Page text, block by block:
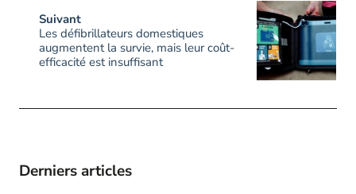
Suivant
Les défibrillateurs domestiques
augmentent la survie, mais leur coût-
efficacité est insuffisant
Derniers articles